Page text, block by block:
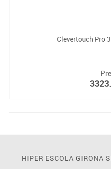
Clevertouch Pro
HIPER ESCOLA GIRONA